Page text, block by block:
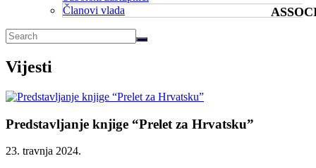
Članovi vlada
Vijesti
Predstavljanje knjige “Prelet za Hrvatsku”
23. travnja 2024.